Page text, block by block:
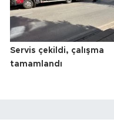
Servis çekildi, çalışma
tamamlandı